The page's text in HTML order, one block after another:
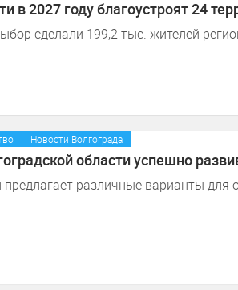
в 2027 году благоустроят 24
сделали 199,2 тыс. жителей
Новости Волгограда
области успешно
предлагает различные варианты для